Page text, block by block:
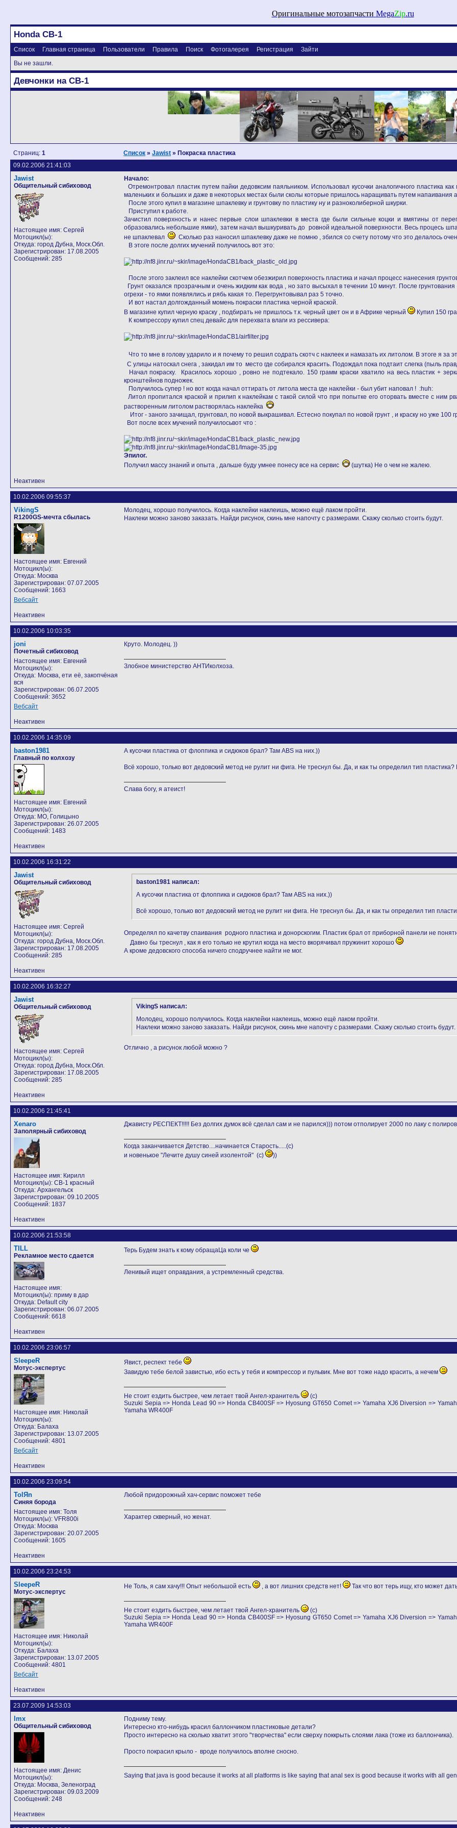
Оригинальные мотозапчасти MegaZip.ru
Honda CB-1
Список Главная страница Пользователи Правила Поиск Фотогалерея Регистрация
Зайти
Вы не зашли.
Девчонки на CB-1
Страниц: 1 Список » Jawist » Покраска пластика
09.02.2006 21:41:03
Jawist
Общительный сибиховод
Настоящее имя: Сергей
Мотоцикл(ы):
Откуда: город Дубна, Моск.Обл.
Зарегистрирован: 17.08.2005
Сообщений: 285
Начало:
Отремонтровал пластик путем пайки дедовксим паяльником. Использовал кусочки аналогичного пластика
маленьких и больших и даже в некоторых местах были сколы которые пришлось наращивать путем напаивания
После этого купил в магазине шпаклевку и грунтовку по пластику ну и разноколиберной шкурки.
Приступил к работе.
Зачистил поверхность и нанес первые слои шпаклевки в места где были сильные коцки и вмятины от
образовались небольшие ямки), затем начал вышкуривать до ровной идеальной поверхности. Весь процесь
не шпаклевал
Сколько раз наносил шпаклевку даже не помню , збился со счету потому что это делалось
В этоге после долгих мучений получилось вот это:
После этого заклеил все наклейки скотчем обезжирил поверхность пластика и начал процесс нанесения
Грунт оказался прозрачным и очень жидким как вода , но зато высыхал в течении 10 минут. После
огрехи - то ямки появлялись и рябь какая то. Перегрунтовывал раз 5 точно.
И вот настал долгожданный момень покраски пластика черной краской.
В магазине купил черную краску , подбирать не пришлось т.к. черный цвет он и в Африке черный
Купил 150
К компрессору купил спец девайс для перехвата влаги из рессивера:
Что то мне в голову ударило и я почему то решил содрать скотч с наклеек и намазать их литолом. В этоге я за
С улицы натоскал снега , закидал им то место где собирался красить. Подождал пока подтаит слегка (пыль
Начал покраску. Красилось хорошо , ровно не подтекало. 150 грамм краски хватило на весь пластик +
кронштейнов подножек.
Получилось супер ! но вот когда начал оттирать от литола места где наклейки - был убит наповал ! :huh:
Литол пропитался краской и прилип к наклейкам с такой силой что при попытке его оторвать вместе с ним
растворенным литолом растворялась наклейка
Итог - заного зачищал, грунтовал, по новой выкрашивал. Естесно покупал по новой грунт , и краску но уже 100
Вот после всех мучений получилосьвот что :
Эпилог.
Получил массу знаний и опыта , дальше буду умнее понесу все на сервис
(шутка) Не о чем не жалею.
Неактивен
10.02.2006 09:55:37
VikingS
R1200GS-мечта сбылась
Настоящее имя: Евгений
Мотоцикл(ы):
Откуда: Москва
Зарегистрирован: 07.07.2005
Сообщений: 1663
Вебсайт
Молодец, хорошо получилось. Когда наклейки наклеишь, можно ещё лаком пройти.
Наклеки можно заново заказать. Найди рисунок, скинь мне напочту с размерами. Скажу сколько стоить будут.
Неактивен
10.02.2006 10:03:35
joni
Почетный сибиховод
Настоящее имя: Евгений
Мотоцикл(ы):
Откуда: Москва, ети её, закопчёная
вся
Зарегистрирован: 06.07.2005
Сообщений: 3652
Вебсайт
Круто. Молодец. ))
Злобное министерство АНТИколхоза.
Неактивен
10.02.2006 14:35:09
baston1981
Главный по колхозу
Настоящее имя: Евгений
Мотоцикл(ы):
Откуда: МО, Голицыно
Зарегистрирован: 26.07.2005
Сообщений: 1483
А кусочки пластика от флоппика и сидюков брал? Там ABS на них.))
Всё хорошо, только вот дедовский метод не рулит ни фига. Не треснул бы. Да, и как ты определил тип
Слава богу, я атеист!
Неактивен
10.02.2006 16:31:22
Jawist
Общительный сибиховод
Настоящее имя: Сергей
Мотоцикл(ы):
Откуда: город Дубна, Моск.Обл.
Зарегистрирован: 17.08.2005
Сообщений: 285
baston1981 написал:
А кусочки пластика от флоппика и сидюков брал? Там ABS на них.))
Всё хорошо, только вот дедовский метод не рулит ни фига. Не треснул бы. Да, и как ты определил тип
Определял по качетву спаивания родного пластика и донорскогим. Пластик брал от приборной панели не
Давно бы треснул , как я его только не крутил когда на место вкорячивал пружинит хорошо
А кроме дедовского способа ничего сподручнее найти не мог.
Неактивен
10.02.2006 16:32:27
Jawist
Общительный сибиховод
Настоящее имя: Сергей
Мотоцикл(ы):
Откуда: город Дубна, Моск.Обл.
Зарегистрирован: 17.08.2005
Сообщений: 285
VikingS написал:
Молодец, хорошо получилось. Когда наклейки наклеишь, можно ещё лаком пройти.
Наклеки можно заново заказать. Найди рисунок, скинь мне напочту с размерами. Скажу сколько стоить будут.
Отлично , а рисунок любой можно ?
Неактивен
10.02.2006 21:45:41
Xenaro
Заполярный сибиховод
Настоящее имя: Кирилл
Мотоцикл(ы): СВ-1 красный
Откуда: Архангельск
Зарегистрирован: 09.10.2005
Сообщений: 1837
Джависту РЕСПЕКТ!!!!! Без долгих думок всё сделал сам и не парился))) потом отполирует 2000 по лаку с
Когда заканчивается Детство....начинается Старость.....(с)
и новенькое "Лечите душу синей изолентой" (с)
))
Неактивен
10.02.2006 21:53:58
TILL
Рекламное место сдается
Настоящее имя:
Мотоцикл(ы): приму в дар
Откуда: Default city
Зарегистрирован: 06.07.2005
Сообщений: 6618
Терь Будем знать к кому обращаЦа коли че
Ленивый ищет оправдания, а устремленный средства.
Неактивен
10.02.2006 23:06:57
SleepeR
Мотус-экспертус
Настоящее имя: Николай
Мотоцикл(ы):
Откуда: Балаха
Зарегистрирован: 13.07.2005
Сообщений: 4801
Вебсайт
Явист, респект тебе
Завидую тебе белой завистью, ибо есть у тебя и компрессор и пульвик. Мне вот тоже надо красить, а нечем
Не стоит ездить быстрее, чем летает твой Ангел-хранитель
(с)
Suzuki Sepia => Honda Lead 90 => Honda CB400SF => Hyosung GT650 Comet => Yamaha XJ6 Diversion =>
Yamaha WR400F
Неактивен
10.02.2006 23:09:54
TolЯn
Cиняя борода
Настоящее имя: Толя
Мотоцикл(ы): VFR800i
Откуда: Москва
Зарегистрирован: 20.07.2005
Сообщений: 1605
Любой придорожный хач-сервис поможет тебе
Характер скверный, но женат.
Неактивен
10.02.2006 23:24:53
SleepeR
Мотус-экспертус
Настоящее имя: Николай
Мотоцикл(ы):
Откуда: Балаха
Зарегистрирован: 13.07.2005
Сообщений: 4801
Вебсайт
Не Толь, я сам хачу!!! Опыт небольшой есть , а вот лишних средств нет! Так что вот терь ищу, кто может
Не стоит ездить быстрее, чем летает твой Ангел-хранитель
(с)
Suzuki Sepia => Honda Lead 90 => Honda CB400SF => Hyosung GT650 Comet => Yamaha XJ6 Diversion =>
Yamaha WR400F
Неактивен
23.07.2009 14:53:03
lmx
Общительный сибиховод
Настоящее имя: Денис
Мотоцикл(ы):
Откуда: Москва, Зеленоград
Зарегистрирован: 09.03.2009
Сообщений: 248
Подниму тему.
Интересно кто-нибудь красил баллончиком пластиковые детали?
Просто интересно на сколько хватит этого "творчества" если сверху поккрыть слоями лака (тоже из баллончика).
Просто покрасил крыло - вроде получилось вполне сносно.
Saying that java is good because it works at all platforms is like saying that anal sex is good because it works with all
Неактивен